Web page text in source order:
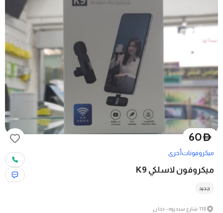
D
60
ميكروفوناتأخرى
ميكروفون لاسلكي K9
جديد
118 شارع سيدروه - دحان